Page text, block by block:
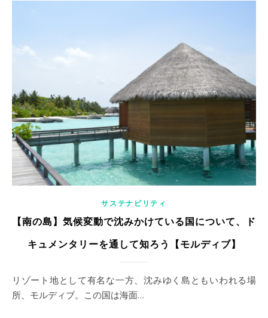
サステナビリティ
【南の島】気候変動で沈みかけている国について、ド
キュメンタリーを通して知ろう【モルディブ】
リゾート地として有名な一方、沈みゆく島ともいわれる場
所、モルディブ。この国は海面…